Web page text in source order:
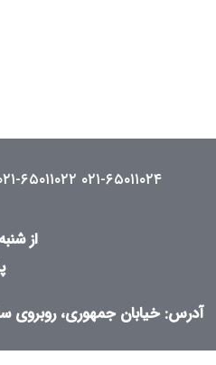
۰۲۱- ۰۲۱-۶۵۰۱۱۰۲۴
از شنبه
آدرس: خیابان جمهوری، روبروی